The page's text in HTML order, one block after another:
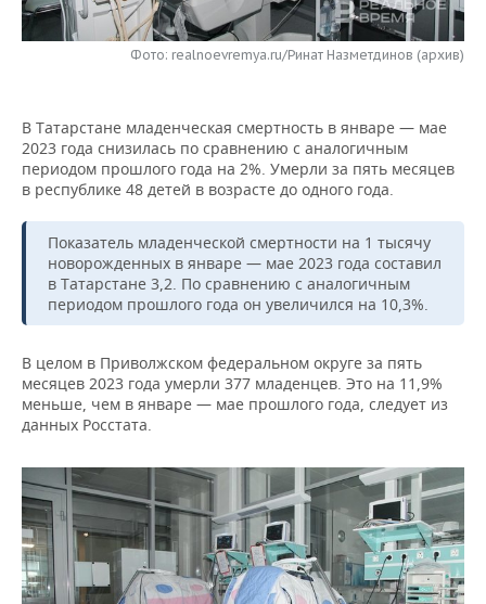
НЕФТЕХИМИЯ
ЭНЕРГЕТИКА
РОЗНИЧНАЯ ТОРГОВЛЯ
УСЛУГИ
НОВОСТИ ТЕХНОЛОГИЙ
МЕДИА
ТЕЛЕКОММУНИКАЦИИ
МЕРОПРИЯТИЯ
ВЫЕЗДНАЯ РЕДАКЦИЯ
БИЗНЕС-БРАНЧИ
ONLINE-КОНФЕРЕНЦИИ
ОТКРЫТАЯ ЛЕКЦИЯ
НОВОСТИ СПОРТА
ФУТБОЛ
ХОККЕЙ
БАСКЕТБОЛ
КИБЕРСПОРТ
ФИГУРНОЕ КАТАНИЕ
ВОДНЫЕ ВИДЫ СПОРТА
ХОККЕЙ С МЯЧОМ
ОБЩЕСТВО
НОВОСТИ ОБЩЕСТВА
ВЛАСТЬ
ИНФРАСТРУКТУРА
КУЛЬТУРА
МЕДИЦИНА
ОБРАЗОВАНИЕ
ПРОИСШЕСТВИЯ
ФОТОГАЛЕРЕЯ
СЮЖЕТЫ
СПРАВОЧНИК
СПИСОК КОМПАНИЙ
Фото: realnoevremya.ru/Ринат Назметдинов (архив)
В Татарстане младенческая смертность в январе — мае
2023 года снизилась по сравнению с аналогичным
периодом прошлого года на 2%. Умерли за пять месяцев
в республике 48 детей в возрасте до одного года.
Показатель младенческой смертности на 1 тысячу
новорожденных в январе — мае 2023 года составил
в Татарстане 3,2. По сравнению с аналогичным
периодом прошлого года он увеличился на 10,3%.
В целом в Приволжском федеральном округе за пять
месяцев 2023 года умерли 377 младенцев. Это на 11,9%
меньше, чем в январе — мае прошлого года, следует из
данных Росстата.